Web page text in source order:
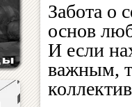
Забота о
основ
И если
важным,